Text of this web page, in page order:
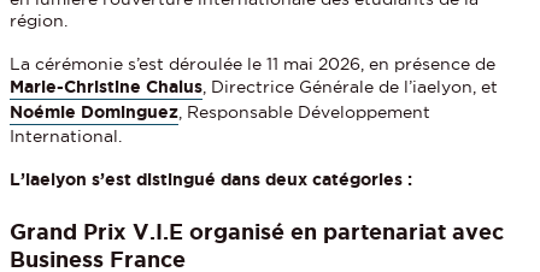
région.
La cérémonie s’est déroulée le 11 mai 2026, en présence de
Marie-Christine Chalus , Directrice Générale de l’iaelyon, et
Noémie Dominguez , Responsable Développement
International.
L’iaelyon s’est distingué dans deux catégories :
Grand Prix V.I.E organisé en partenariat avec
Business France